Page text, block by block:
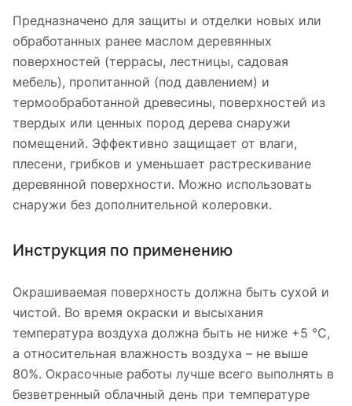
Предназначено для защиты и отделки новых или
обработанных ранее маслом деревянных
поверхностей (террасы, лестницы, садовая
мебель), пропитанной (под давлением) и
термообработанной древесины, поверхностей из
твердых или ценных пород дерева снаружи
помещений. Эффективно защищает от влаги,
плесени, грибков и уменьшает растрескивание
деревянной поверхности. Можно использовать
снаружи без дополнительной колеровки.
Инструкция по применению
Окрашиваемая поверхность должна быть сухой и
чистой. Во время окраски и высыхания
температура воздуха должна быть не ниже +5 °С,
а относительная влажность воздуха – не выше
80%. Окрасочные работы лучше всего выполнять в
безветренный облачный день при температуре